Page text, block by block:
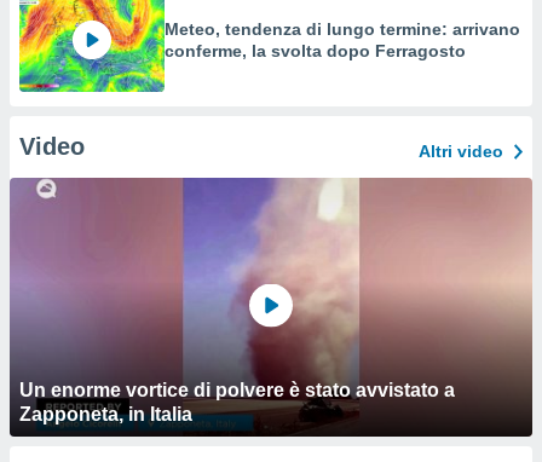
Meteo, tendenza di lungo termine: arrivano
conferme, la svolta dopo Ferragosto
Video Altri video
Un enorme vortice di polvere è stato avvistato a
Zapponeta, in Italia